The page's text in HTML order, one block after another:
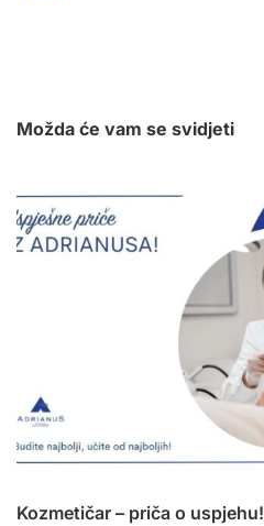
Možda će vam se svidjeti
Kozmetičar – priča o uspjehu!